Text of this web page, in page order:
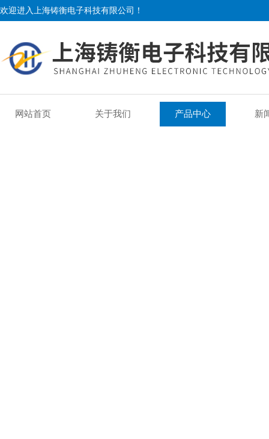
欢迎进入上海铸衡电子科技有限公司！
网站首页 关于我们 产品中心 新